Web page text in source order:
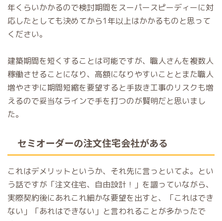
年くらいかかるので検討期間をスーパースピーディーに対
応したとしても決めてから1年以上はかかるものと思って
ください。
建築期間を短くすることは可能ですが、職人さんを複数人
稼働させることになり、高額になりやすいこととまた職人
増やさずに期間短縮を要望すると手抜き工事のリスクも増
えるので妥当なラインで手を打つのが賢明だと思いまし
た。
セミオーダーの注文住宅会社がある
これはデメリットというか、それ先に言っといてよ。とい
う話ですが「注文住宅、自由設計！」を謳っていながら、
実際契約後にあれこれ細かな要望を出すと、「これはでき
ない」「あれはできない」と言われることが多かったで